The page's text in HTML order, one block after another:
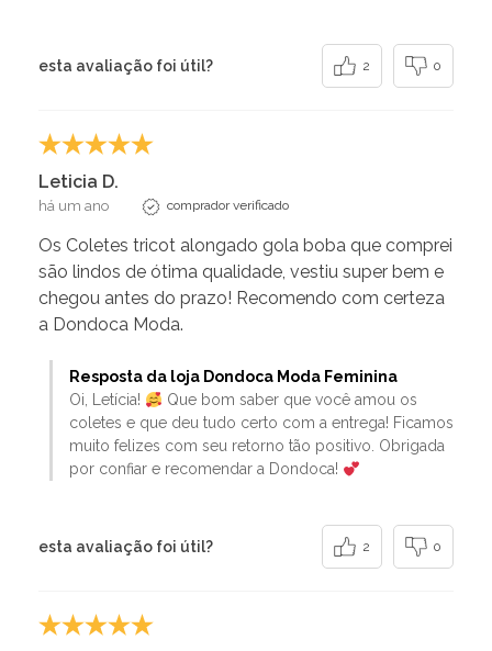
esta avaliação foi útil? 2 0
Leticia D.
há um ano comprador verificado
Os Coletes tricot alongado gola boba que comprei
são lindos de ótima qualidade, vestiu super bem e
chegou antes do prazo! Recomendo com certeza
a Dondoca Moda.
Resposta da loja Dondoca Moda Feminina
Oi, Letícia!
Que bom saber que você amou os
coletes e que deu tudo certo com a entrega! Ficamos
muito felizes com seu retorno tão positivo. Obrigada
por confiar e recomendar a Dondoca!
esta avaliação foi útil? 2 0